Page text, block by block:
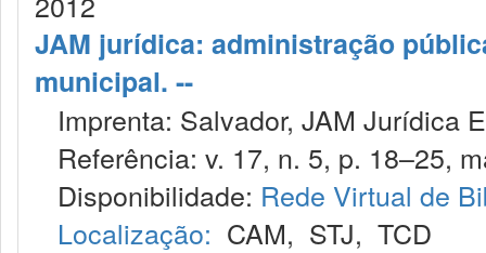
JAM jurídica: administração
municipal. --
Imprenta: Salvador, JAM Jurídica
Referência: v. 17, n. 5, p. 18–25,
Disponibilidade: Rede Virtual de
Localização: CAM, STJ, TCD